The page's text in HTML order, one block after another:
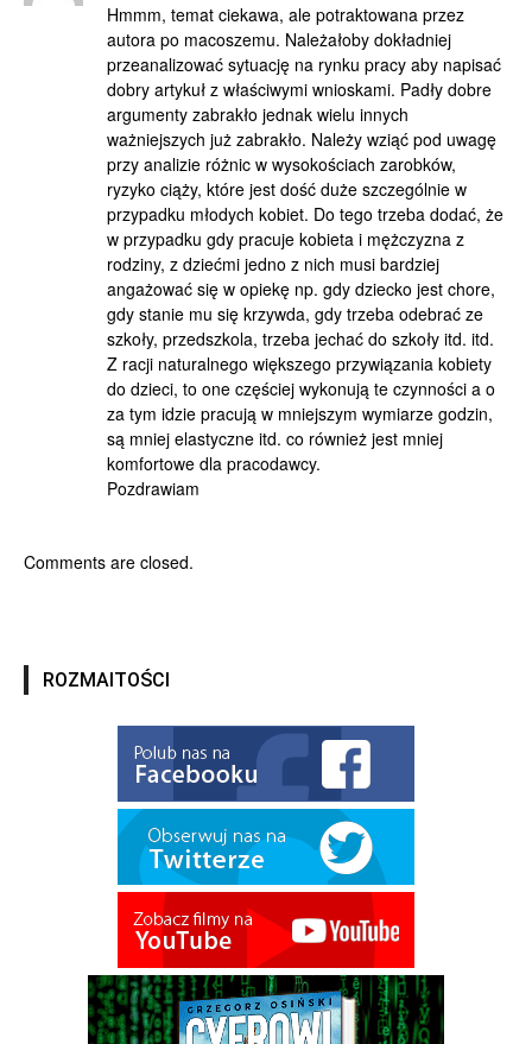
Hmmm, temat ciekawa, ale potraktowana przez
autora po macoszemu. Należałoby dokładniej
przeanalizować sytuację na rynku pracy aby napisać
dobry artykuł z właściwymi wnioskami. Padły dobre
argumenty zabrakło jednak wielu innych
ważniejszych już zabrakło. Należy wziąć pod uwagę
przy analizie różnic w wysokościach zarobków,
ryzyko ciąży, które jest dość duże szczególnie w
przypadku młodych kobiet. Do tego trzeba dodać, że
w przypadku gdy pracuje kobieta i mężczyzna z
rodziny, z dziećmi jedno z nich musi bardziej
angażować się w opiekę np. gdy dziecko jest chore,
gdy stanie mu się krzywda, gdy trzeba odebrać ze
szkoły, przedszkola, trzeba jechać do szkoły itd. itd.
Z racji naturalnego większego przywiązania kobiety
do dzieci, to one częściej wykonują te czynności a o
za tym idzie pracują w mniejszym wymiarze godzin,
są mniej elastyczne itd. co również jest mniej
komfortowe dla pracodawcy.
Pozdrawiam
Comments are closed.
ROZMAITOŚCI